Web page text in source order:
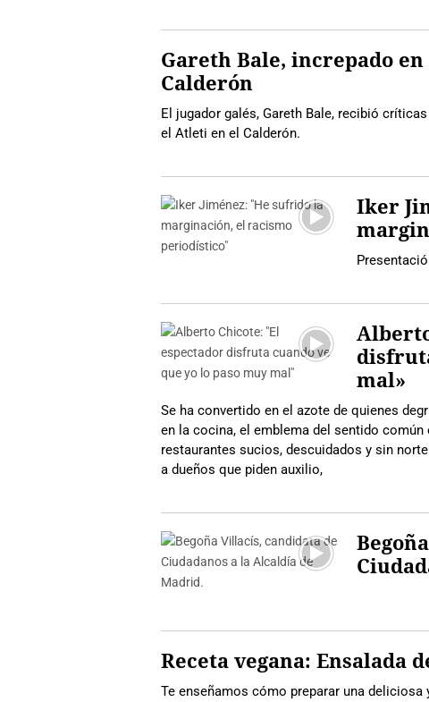
Gareth Bale, increpado
Calderón
El jugador galés, Gareth Bale, recibió
el Atleti en el Calderón.
Iker
mal»
Se ha convertido en el azote de quienes
en la cocina, el emblema del sentido
restaurantes sucios, descuidados y sin
a dueños que piden auxilio,
Receta vegana: Ensalada
Te enseñamos cómo preparar una